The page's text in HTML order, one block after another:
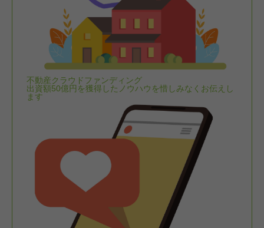
不動産クラウドファンディング
出資額50億円を獲得したノウハウを惜しみなくお伝えし
ます